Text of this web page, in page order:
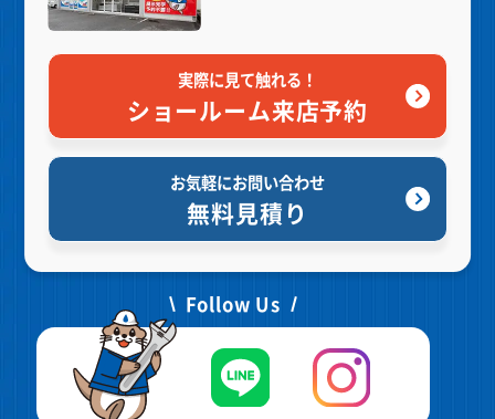
実際に見て触れる！
ショールーム来店予約
お気軽にお問い合わせ
無料見積り
Follow Us